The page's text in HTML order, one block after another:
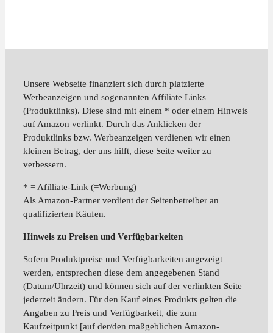
Unsere Webseite finanziert sich durch platzierte
Werbeanzeigen und sogenannten Affiliate Links
(Produktlinks). Diese sind mit einem * oder einem Hinweis
auf Amazon verlinkt. Durch das Anklicken der
Produktlinks bzw. Werbeanzeigen verdienen wir einen
kleinen Betrag, der uns hilft, diese Seite weiter zu
verbessern.
* = Afilliate-Link (=Werbung)
Als Amazon-Partner verdient der Seitenbetreiber an
qualifizierten Käufen.
Hinweis zu Preisen und Verfügbarkeiten
Sofern Produktpreise und Verfügbarkeiten angezeigt
werden, entsprechen diese dem angegebenen Stand
(Datum/Uhrzeit) und können sich auf der verlinkten Seite
jederzeit ändern. Für den Kauf eines Produkts gelten die
Angaben zu Preis und Verfügbarkeit, die zum
Kaufzeitpunkt [auf der/den maßgeblichen Amazon-